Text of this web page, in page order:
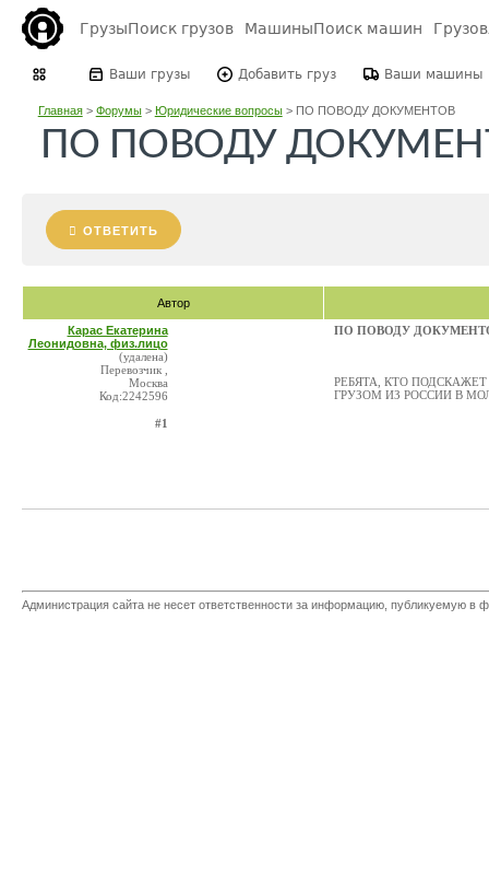
ГрузыПоиск грузов МашиныПоиск машин
Ваши грузы Добавить груз Ваши машины
Главная> Форумы> Юридические вопросы> ПО ПОВОДУ ДОКУМЕНТОВ
ПО ПОВОДУ
ОТВЕТИТЬ
Автор
Карас Екатерина
Леонидовна, физ.лицо
(удалена)
Перевозчик ,
Москва
Код:2242596
#1
ПО ПОВОДУ
РЕБЯТА, КТО
ГРУЗОМ ИЗ РОССИИ В
Администрация сайта не несет ответственности за информацию, публикуемую